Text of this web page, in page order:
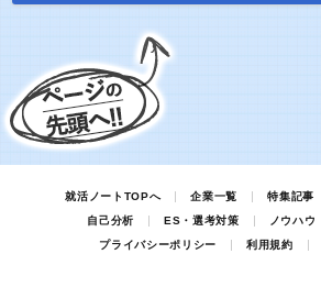
就活ノートTOPへ 企業一覧 特集記事
自己分析
ES・選考対策 ノウハウ
プライバシーポリシー
利用規約